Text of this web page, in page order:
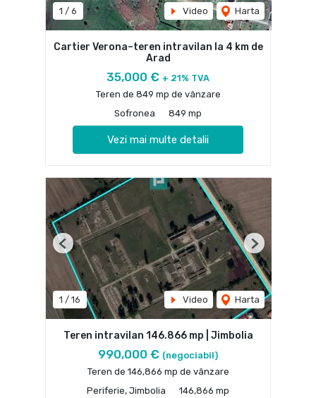
1 / 6 Video Harta
Cartier Verona–teren intravilan la 4 km de
Arad
35,000 € + 21% TVA
Teren de 849 mp de vânzare
Sofronea
849 mp
Vezi mai multe detalii
1 / 16 Video Harta
Previous Next
Teren intravilan 146.866 mp | Jimbolia
990,000 € (negociabil)
Teren de 146,866 mp de vânzare
Periferie, Jimbolia
146,866 mp